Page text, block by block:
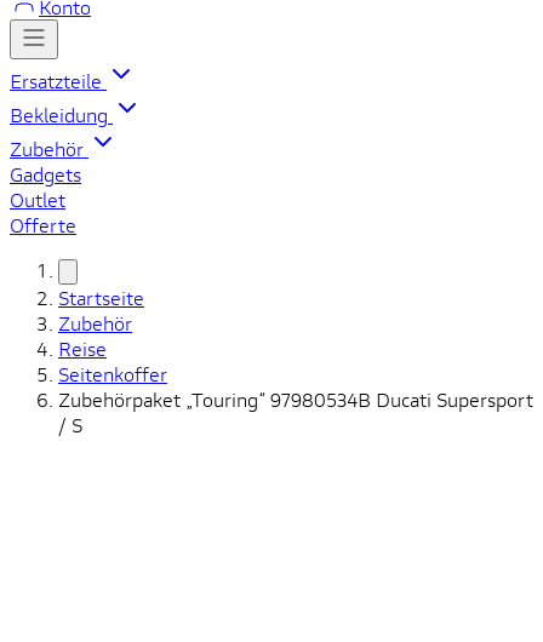
Konto
Ersatzteile
Bekleidung
Zubehör
Gadgets
Outlet
Offerte
Startseite
Zubehör
Reise
Seitenkoffer
Zubehörpaket „Touring“ 97980534B Ducati Supersport
/ S